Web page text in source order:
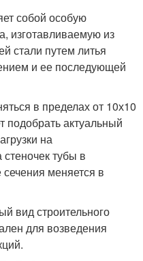
собой особую
изготавливаемую из
стали путем литья
и ее последующей
в пределах от 10х10
подобрать актуальный
на
тубы в
меняется в
вид строительного
для возведения